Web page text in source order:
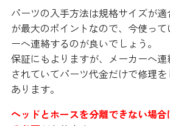
パーツの入手方法は規格サイズが
が最大のポイントなので、今使っ
ーへ連絡するのが良いでしょう。
保証にもよりますが、メーカーへ
されていてパーツ代金だけで修理
あります。
ヘッドとホースを分離できない場